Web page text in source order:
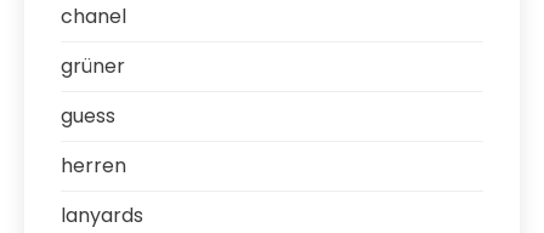
chanel
grüner
guess
herren
lanyards